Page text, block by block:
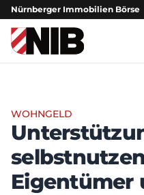
Nürnberger Immobilien Börse
NIB - Nürnberger
WOHNGELD
Eigentümer